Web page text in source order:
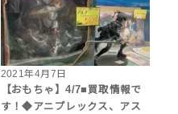
2021年4月7日
【おもちゃ】4/7■買取情報で
す！◆アニプレックス、アス